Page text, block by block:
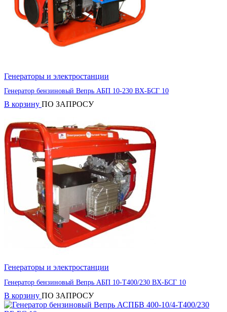
Генераторы и электростанции
Генератор бензиновый Вепрь АБП 10-230 ВХ-БСГ 10
В корзину ПО ЗАПРОСУ
Генераторы и электростанции
Генератор бензиновый Вепрь АБП 10-Т400/230 ВХ-БСГ 10
В корзину ПО ЗАПРОСУ